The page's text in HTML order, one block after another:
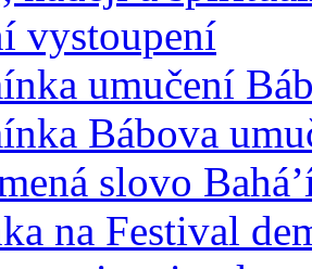
vystoupení
umučení
Bábova
slovo
na Festival